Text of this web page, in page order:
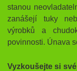
stanou
zanášejí tuky
výrobků a
povinnosti. Únava
Vyzkoušejte si